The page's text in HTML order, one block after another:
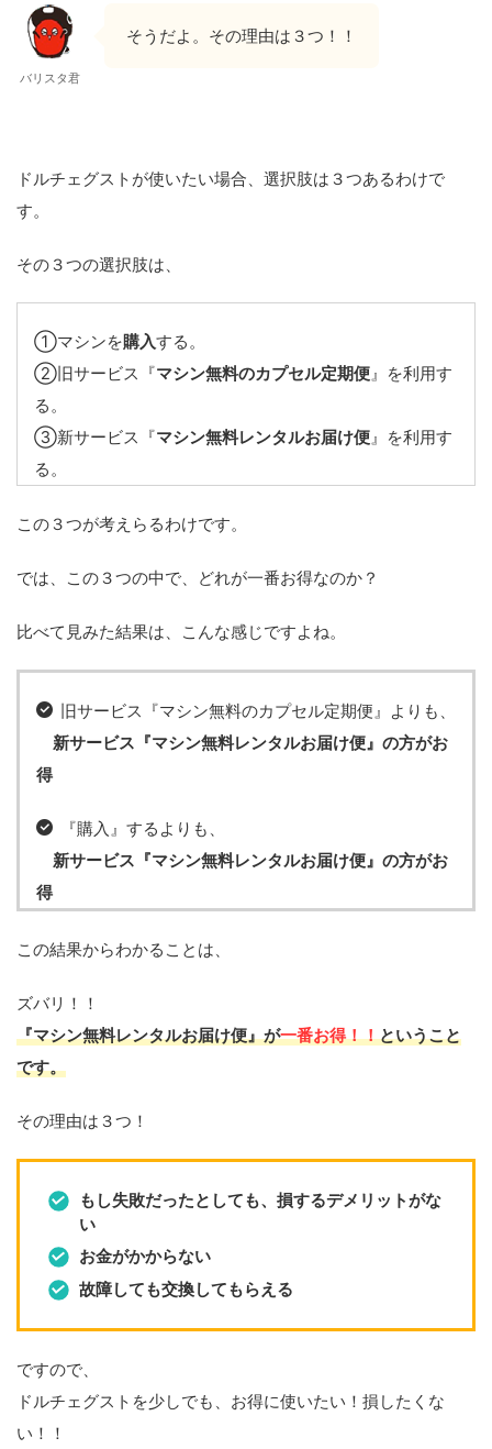
バリスタ君
そうだよ。その理由は３つ！！
ドルチェグストが使いたい場合、選択肢は３つあるわけで
す。
その３つの選択肢は、
①マシンを購入する。
②旧サービス『マシン無料のカプセル定期便』を利用す
る。
③新サービス『マシン無料レンタルお届け便』を利用す
る。
この３つが考えらるわけです。
では、この３つの中で、どれが一番お得なのか？
比べて見みた結果は、こんな感じですよね。
旧サービス『マシン無料のカプセル定期便』よりも、
新サービス『マシン無料レンタルお届け便』の方がお
得
『購入』するよりも、
新サービス『マシン無料レンタルお届け便』の方がお
得
この結果からわかることは、
ズバリ！！
『マシン無料レンタルお届け便』が一番お得！！ということ
です。
その理由は３つ！
もし失敗だったとしても、損するデメリットがな
い
お金がかからない
故障しても交換してもらえる
ですので、
ドルチェグストを少しでも、お得に使いたい！損したくな
い！！